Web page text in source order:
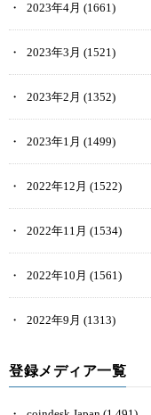
2023年4月 (1661)
2023年3月 (1521)
2023年2月 (1352)
2023年1月 (1499)
2022年12月 (1522)
2022年11月 (1534)
2022年10月 (1561)
2022年9月 (1313)
登録メディア一覧